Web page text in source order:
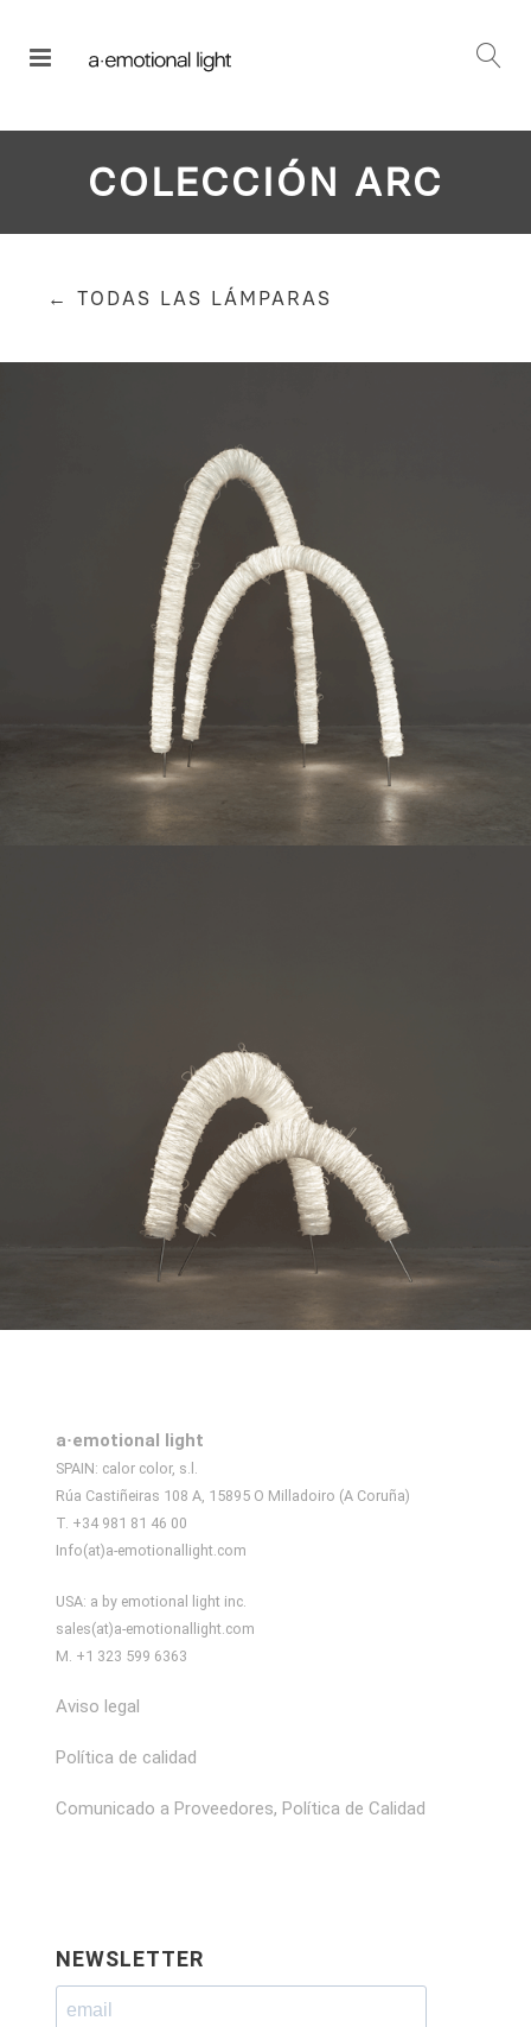
COLECCIÓN ARC
← TODAS LAS LÁMPARAS
a·emotional light
SPAIN: calor color, s.l.
Rúa Castiñeiras 108 A, 15895 O Milladoiro (A Coruña)
T. +34 981 81 46 00
Info(at)a-emotionallight.com
USA: a by emotional light inc.
sales(at)a-emotionallight.com
M. +1 323 599 6363
Aviso legal
Política de calidad
Comunicado a Proveedores, Política de Calidad
NEWSLETTER